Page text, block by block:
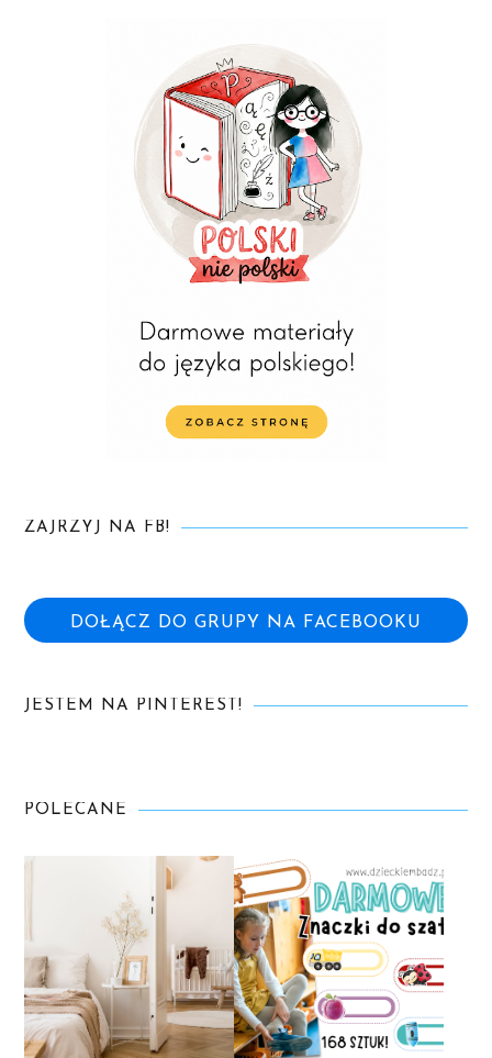
ZAJRZYJ NA FB!
DOŁĄCZ DO GRUPY NA FACEBOOKU
JESTEM NA PINTEREST!
POLECANE